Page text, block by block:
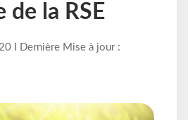
de la RSE
I Dernière Mise à jour :